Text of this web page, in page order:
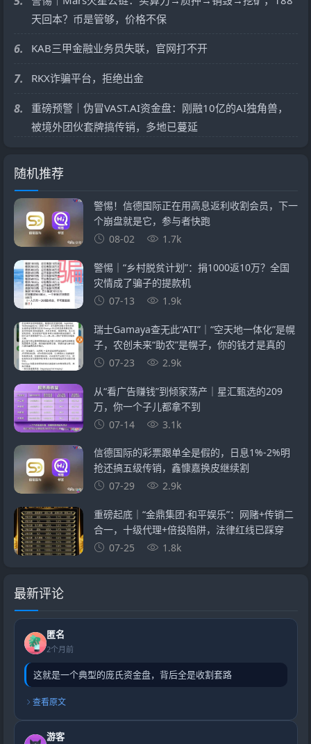
天回本？币是管够，价格不保
6. KAB三甲金融业务员失联，官网打不开
7. RKX诈骗平台，拒绝出金
8.
重磅预警｜伪冒VAST.AI资金盘：刚融10亿的AI独角兽，
被境外团伙套牌搞传销，多地已蔓延
随机推荐
警惕！信德国际正在用高息返利收割会员，下一
个崩盘就是它，参与者快跑
08-02
1.7k
警惕｜“乡村脱贫计划”：捐1000返10万？全国
灾情成了骗子的提款机
07-13
1.9k
瑞士Gamaya查无此“ATI”｜“空天地一体化”是幌
子，农创未来“助农”是幌子，你的钱才是真的
07-23
2.9k
从“看广告赚钱”到倾家荡产｜星汇甄选的209
万，你一个子儿都拿不到
07-14
3.1k
信德国际的彩票跟单全是假的，日息1%-2%明
抢还搞五级传销，鑫慷嘉换皮继续割
07-29
2.9k
重磅起底｜“金鼎集团·和平娱乐”：网赌+传销二
合一，十级代理+倍投陷阱，法律红线已踩穿
07-25
1.8k
最新评论
匿名
2个月前
这就是一个典型的庞氏资金盘，背后全是收割套路
查看原文
游客